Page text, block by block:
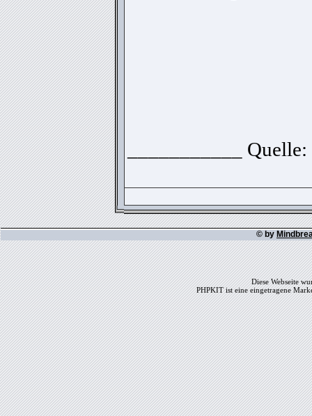
___________ Quelle:
© by
Diese Webseite
PHPKIT ist eine eingetragene